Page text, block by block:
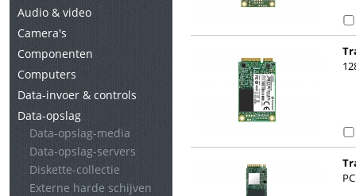
Audio & video
Camera's
Componenten
Computers
Data-invoer & controls
Data-opslag
Data-opslag-media
Data-opslag-servers
Diskette-collectie
Externe harde schijven